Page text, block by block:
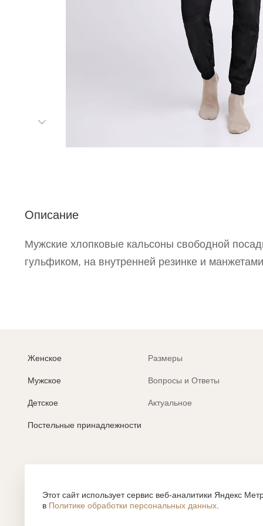
Описание
Мужские хлопковые кальсоны свободной
гульфиком, на внутренней резинке и
Женское
Мужское
Детское
Постельные принадлежности
Размеры
Вопросы и Ответы
Актуальное
Согласие на обработку персональных данных
Этот сайт использует сервис веб-аналитики Яндекс
в Политике обработки персональных данных